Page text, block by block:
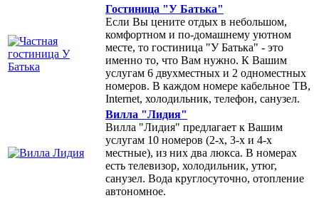
Гостиница "У Батька"
Если Вы цените отдых в небольшом,
комфортном и по-домашнему уютном
месте, то гостиница "У Батька" - это
именно то, что Вам нужно. К Вашим
услугам 6 двухместных и 2 одноместных
номеров. В каждом номере кабельное ТВ,
Internet, холодильник, телефон, санузел.
Вилла "Лидия"
Вилла "Лидия" предлагает к Вашим
услугам 10 номеров (2-х, 3-х и 4-х
местные), из них два люкса. В номерах
есть телевизор, холодильник, утюг,
санузел. Вода круглосуточно, отопление
автономное.